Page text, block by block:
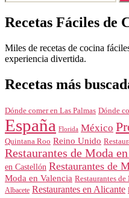
Recetas Fáciles de
Miles de recetas de cocina
experiencia divertida.
Recetas más
Dónde comer en Las Palmas Dónde
España Florida México
Quintana Roo Reino Unido
Restaurantes de Moda
en Castellón Restaurantes de
Moda en Valencia Restaurantes
Albacete Restaurantes en Alicante